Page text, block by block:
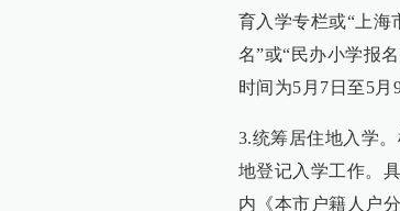
育入学专栏或“上海
名”或“民办小学报
时间为5月7日至5月9
3.统筹居住地入学
地登记入学工作。
内《本市户籍人户